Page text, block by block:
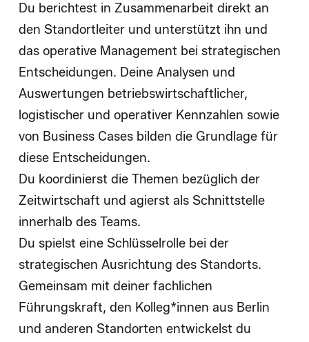
Du berichtest in Zusammenarbeit direkt an
den Standortleiter und unterstützt ihn und
das operative Management bei strategischen
Entscheidungen. Deine Analysen und
Auswertungen betriebswirtschaftlicher,
logistischer und operativer Kennzahlen sowie
von Business Cases bilden die Grundlage für
diese Entscheidungen.
Du koordinierst die Themen bezüglich der
Zeitwirtschaft und agierst als Schnittstelle
innerhalb des Teams.
Du spielst eine Schlüsselrolle bei der
strategischen Ausrichtung des Standorts.
Gemeinsam mit deiner fachlichen
Führungskraft, den Kolleg*innen aus Berlin
und anderen Standorten entwickelst du